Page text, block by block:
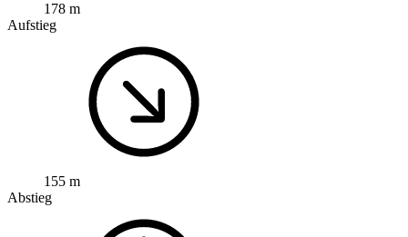
178 m
Aufstieg
155 m
Abstieg